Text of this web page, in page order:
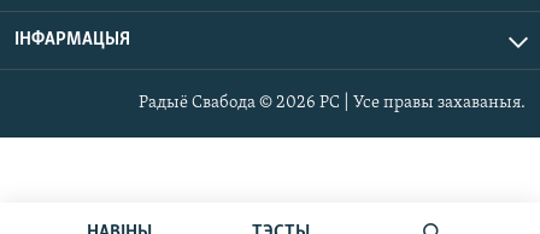
ІНФАРМАЦЫЯ
Радыё Свабода © 2026 РС | Усе правы захаваныя.